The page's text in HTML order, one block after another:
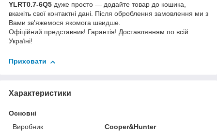
YLRT0.7-6Q5 дуже просто — додайте товар до кошика,
вкажіть свої контактні дані. Після оброблення замовлення ми з
Вами зв'яжемося якомога швидше.
Офіційний представник! Гарантія! Доставлянням по всій
Україні!
Приховати
Характеристики
Основні
Виробник
Cooper&Hunter